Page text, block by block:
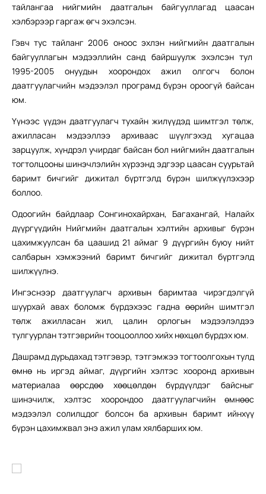
тайлангаа нийгмийн даатгалын байгууллагад цаасан
хэлбэрээр гаргаж өгч эхэлсэн.
Гэвч тус тайланг 2006 оноос эхлэн нийгмийн даатгалын
байгууллагын мэдээллийн санд байршуулж эхэлсэн тул
1995-2005 онуудын хоорондох ажил олгогч болон
даатгуулагчийн мэдээлэл програмд бүрэн ороогүй байсан
юм.
Үүнээс үүдэн даатгуулагч тухайн жилүүдэд шимтгэл төлж,
ажилласан мэдээллээ архиваас шүүлгэхэд хугацаа
зарцуулж, хүндрэл учирдаг байсан бол нийгмийн даатгалын
тогтолцооны шинэчлэлийн хүрээнд эдгээр цаасан суурьтай
баримт бичгийг дижитал бүртгэлд бүрэн шилжүүлэхээр
боллоо.
Одоогийн байдлаар Сонгинохайрхан, Багахангай, Налайх
дүүргүүдийн Нийгмийн даатгалын хэлтийн архивыг бүрэн
цахимжуулсан ба цаашид 21 аймаг 9 дүүргийн буюу нийт
салбарын хэмжээний баримт бичгийг дижитал бүртгэлд
шилжүүлнэ.
Ингэснээр даатгуулагч архивын баримтаа чирэгдэлгүй
шуурхай авах боломж бүрдэхээс гадна өөрийн шимтгэл
төлж ажилласан жил, цалин орлогын мэдээлэлдээ
тулгуурлан тэтгэврийн тооцооллоо хийх нөхцөл бүрдэх юм.
Дашрамд дурьдахад тэтгэвэр, тэтгэмжээ тогтоолгохын тулд
өмнө нь иргэд аймаг, дүүргийн хэлтэс хооронд архивын
материалаа өөрсдөө хөөцөлдөн бүрдүүлдэг байсныг
шинэчилж, хэлтэс хоорондоо даатгуулагчийн өмнөөс
мэдээлэл солилцдог болсон ба архивын баримт ийнхүү
бүрэн цахимжвал энэ ажил улам хялбарших юм.